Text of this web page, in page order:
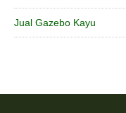
Jual Gazebo Kayu